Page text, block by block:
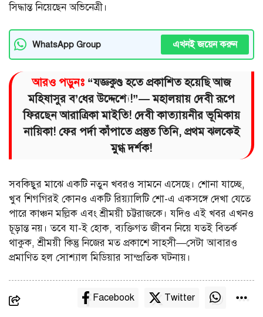
সিদ্ধান্ত নিয়েছেন অভিনেত্রী।
WhatsApp Group এখনই জয়েন করুন
আরও পড়ুনঃ “যজ্ঞকুণ্ড হতে প্রকাশিত হয়েছি আজ
মহিষাসুর ব’ধের উদ্দেশ্যে!”— মহালয়ায় দেবী রূপে
ফিরছেন আরাত্রিকা মাইতি! দেবী কাত্যায়নীর ভূমিকায়
নায়িকা! ফের পর্দা কাঁপাতে প্রস্তুত তিনি, প্রথম ঝলকেই
মুগ্ধ দর্শক!
সবকিছুর মাঝে একটি নতুন খবরও সামনে এসেছে। শোনা যাচ্ছে,
খুব শিগগিরই কোনও একটি রিয়্যালিটি শো-এ একসঙ্গে দেখা যেতে
পারে কাঞ্চন মল্লিক এবং শ্রীময়ী চট্টরাজকে। যদিও এই খবর এখনও
চূড়ান্ত নয়। তবে যা-ই হোক, ব্যক্তিগত জীবন নিয়ে যতই বিতর্ক
থাকুক, শ্রীময়ী কিন্তু নিজের মত প্রকাশে সাহসী—সেটা আবারও
প্রমাণিত হল সোশ্যাল মিডিয়ার সাম্প্রতিক ঘটনায়।
Facebook Twitter